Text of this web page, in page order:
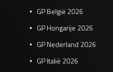
GP België 2026
GP Hongarije 2026
GP Nederland 2026
GP Italië 2026